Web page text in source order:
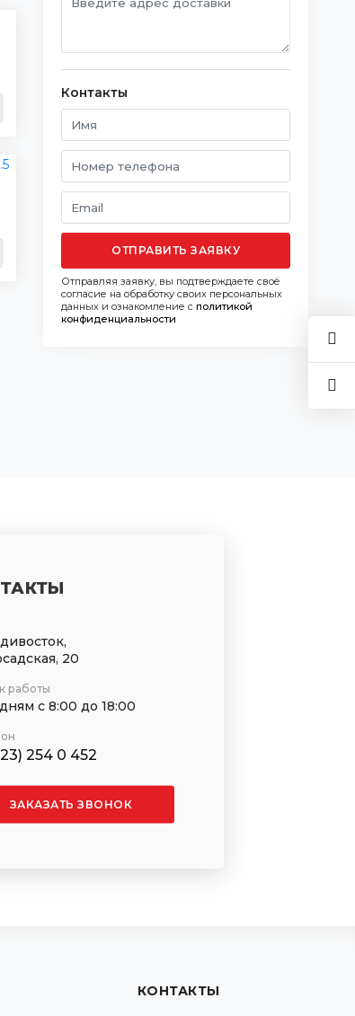
Контакты
ОТПРАВИТЬ ЗАЯВКУ
Отправляя заявку, вы подтверждаете своё
согласие на обработку своих персональных
данных и ознакомление с политикой
конфиденциальности
20
работы
с 8:00 до 18:00
254 0 452
ЗАКАЗАТЬ ЗВОНОК
КОНТАКТЫ